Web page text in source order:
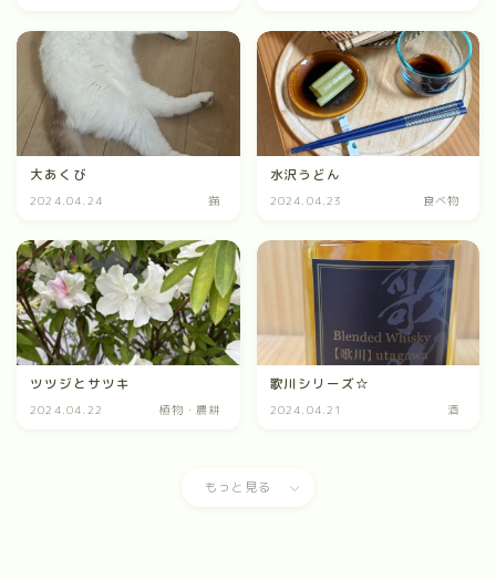
大あくび
2024.04.24 猫
水沢うどん
2024.04.23 食べ物
ツツジとサツキ
2024.04.22 植物・農耕
歌川シリーズ☆
2024.04.21 酒
もっと見る